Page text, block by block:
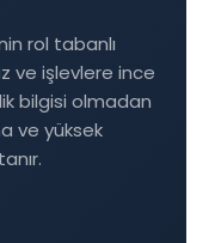
rol tabanlı
ve işlevlere ince
bilgisi olmadan
ve yüksek